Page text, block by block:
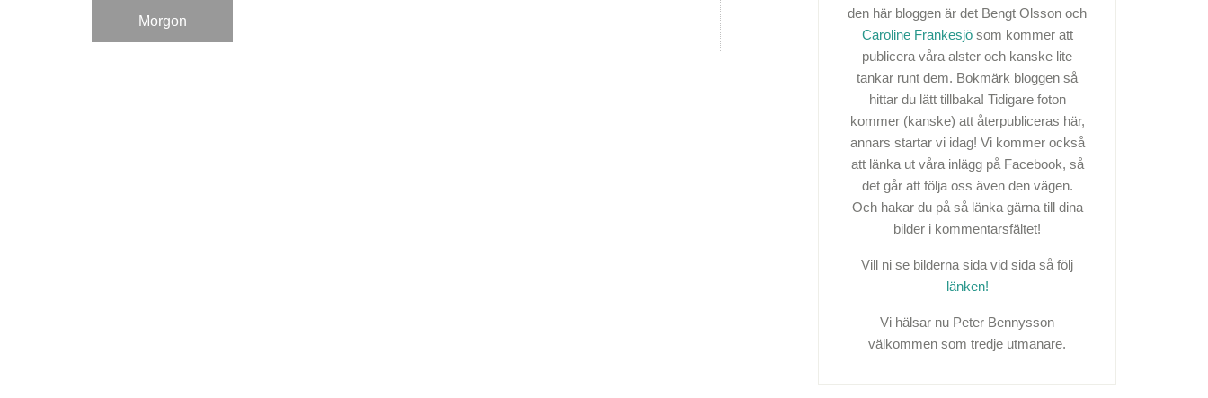
Morgon
den här bloggen är det Bengt Olsson och
Caroline Frankesjösom kommer att
publicera våra alster och kanske lite
tankar runt dem. Bokmärk bloggen så
hittar du lätt tillbaka! Tidigare foton
kommer (kanske) att återpubliceras här,
annars startar vi idag! Vi kommer också
att länka ut våra inlägg på Facebook, så
det går att följa oss även den vägen.
Och hakar du på så länka gärna till dina
bilder i kommentarsfältet!
Vill ni se bilderna sida vid sida så följ
länken!
Vi hälsar nu Peter Bennysson
välkommen som tredje utmanare.